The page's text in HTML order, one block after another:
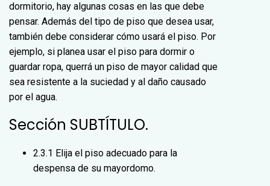
dormitorio, hay algunas cosas en las que debe
pensar. Además del tipo de piso que desea usar,
también debe considerar cómo usará el piso. Por
ejemplo, si planea usar el piso para dormir o
guardar ropa, querrá un piso de mayor calidad que
sea resistente a la suciedad y al daño causado
por el agua.
Sección SUBTÍTULO.
2.3.1 Elija el piso adecuado para la
despensa de su mayordomo.